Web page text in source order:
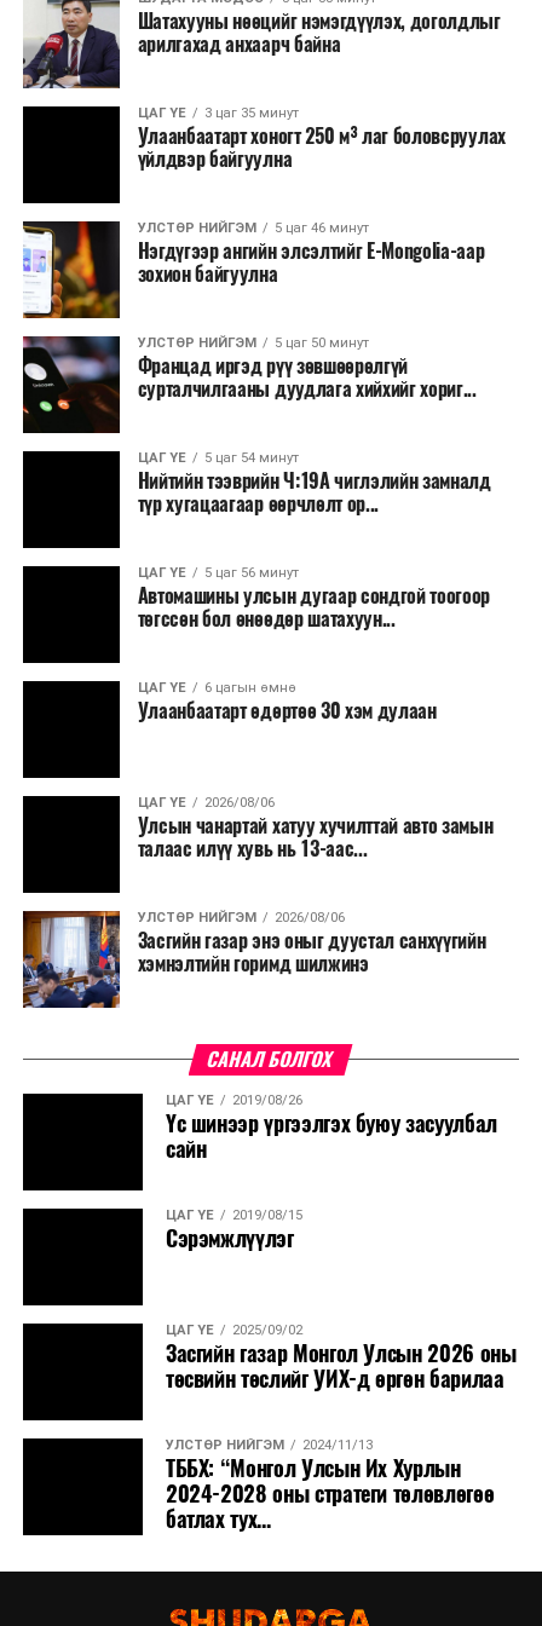
болон арилжааны банкуудтай хамтран стратегийн
бүтээгдэхүүний нөөц бүрдүүлэх, хадгалах, түгээх,
борлуулах бүх шатанд цахим төлбөрийн баримт
үйлдэж, бүртгэлийг ил тод болгох юм.
2026 оны намар бэлтгэж, 2027 оны хавар худалдаанд
Засаг дарга Б.Пүрэвдагваг онцгойлон анхаарч
ажиллахыг Ерөнхий сайд үүрэг болгожээ.
Нөөцийн махыг цахим системд бүртгэснээр мах
бэлтгэлийн явц, нөөцийн үлдэгдэл ил тод болно. Мөн
хөнгөлөлттэй зээлийг зориулалтын бусаар ашиглах
явдлыг таслан зогсоох, хүртээмжийг нэмэгдүүлэх,
өрсөлдөөнийг бий болгох боломжтой гэж үзжээ.
Иргэд агуулах, үйлдвэрээс махаа шууд худалдан авах,
малчид системээр дамжуулан бүтээгдэхүүнээ
Түүнчлэн түлш, улаанбуудай, хүнсний ногооны нөөц
бүрдүүлэх зоорь, агуулах барих аж ахуйн нэгжүүдэд
Шатахууны нөөцийг нэмэгдүүлэх, доголдлыг
арилгахад анхаарч байна
ЦАГ ҮЕ 3 цаг 35 минут
Улаанбаатарт хоногт 250 м³ лаг боловсруулах
үйлдвэр байгуулна
УЛСТӨР НИЙГЭМ 5 цаг 46 минут
Нэгдүгээр ангийн элсэлтийг E-Mongolia-аар
зохион байгуулна
УЛСТӨР НИЙГЭМ 5 цаг 50 минут
Францад иргэд рүү зөвшөөрөлгүй
сурталчилгааны дуудлага хийхийг хориг...
ЦАГ ҮЕ 5 цаг 54 минут
Нийтийн тээврийн Ч:19А чиглэлийн замналд
түр хугацаагаар өөрчлөлт ор...
ЦАГ ҮЕ 5 цаг 56 минут
Автомашины улсын дугаар сондгой тоогоор
төгссөн бол өнөөдөр шатахуун...
ЦАГ ҮЕ 6 цагын өмнө
Улаанбаатарт өдөртөө 30 хэм дулаан
ЦАГ ҮЕ 2026/08/06
Улсын чанартай хатуу хучилттай авто замын
талаас илүү хувь нь 13-аас...
УЛСТӨР НИЙГЭМ 2026/08/06
Засгийн газар энэ оныг дуустал санхүүгийн
хэмнэлтийн горимд шилжинэ
САНАЛ БОЛГОХ
ЦАГ ҮЕ 2019/08/26
Үс шинээр үргээлгэх буюу засуулбал
сайн
ЦАГ ҮЕ 2019/08/15
Сэрэмжлүүлэг
ЦАГ ҮЕ 2025/09/02
Засгийн газар Монгол Улсын 2026 оны
төсвийн төслийг УИХ-д өргөн барилаа
УЛСТӨР НИЙГЭМ 2024/11/13
ТББХ: “Монгол Улсын Их Хурлын
2024-2028 оны стратеги төлөвлөгөө
батлах тух...